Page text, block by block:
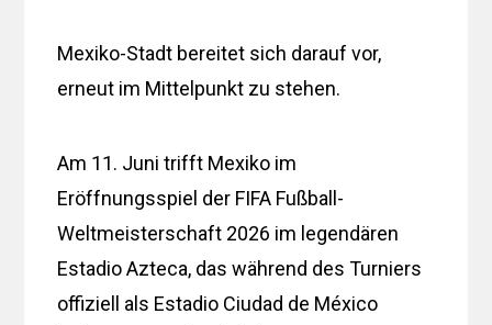
Mexiko-Stadt bereitet sich darauf vor,
erneut im Mittelpunkt zu stehen.
Am 11. Juni trifft Mexiko im
Eröffnungsspiel der FIFA Fußball-
Weltmeisterschaft 2026 im legendären
Estadio Azteca, das während des Turniers
offiziell als Estadio Ciudad de México